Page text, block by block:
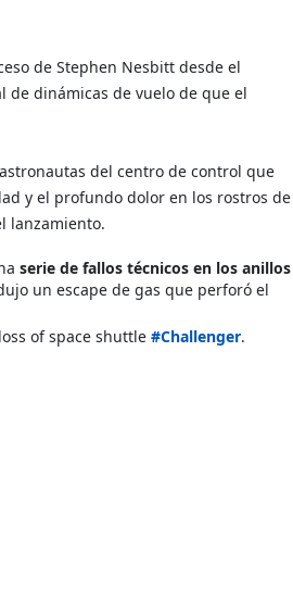
de Stephen Nesbitt desde el
dinámicas de vuelo de que el
del centro de control que
y el profundo dolor en los rostros de
lanzamiento.
serie de fallos técnicos en los anillos
un escape de gas que perforó el
of space shuttle #Challenger.